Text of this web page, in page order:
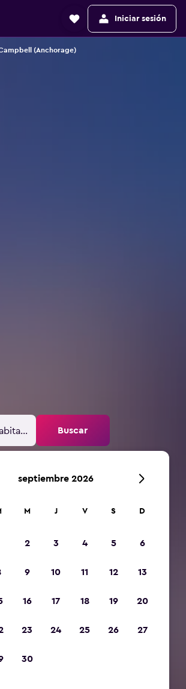
Iniciar sesión
(Anchorage)
Buscar
septiembre 2026
M J V S D
2 3 4 5 6
9 10 11 12 13
16 17 18 19 20
23 24 25 26 27
30